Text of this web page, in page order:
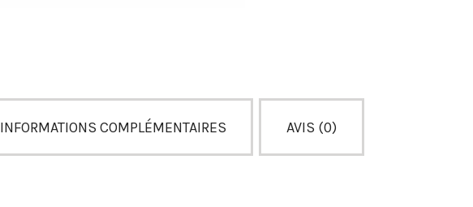
INFORMATIONS COMPLÉMENTAIRES AVIS (0)